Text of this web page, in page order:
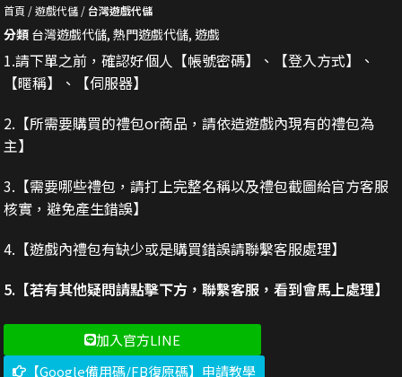
首頁 遊戲代儲 台灣遊戲代儲
分類 台灣遊戲代儲, 熱門遊戲代儲, 遊戲
1.請下單之前，確認好個人【帳號密碼】、【登入方式】、
【暱稱】、【伺服器】
2. 【所需要購買的禮包or商品，請依造遊戲內現有的禮包為
主】
3. 【需要哪些禮包，請打上完整名稱以及禮包截圖給官方客服
核實，避免產生錯誤】
4.【遊戲內禮包有缺少或是購買錯誤請聯繫客服處理】
5.【若有其他疑問請點擊下方，聯繫客服，看到會馬上處理】
加入官方LINE
【Google備用碼/FB復原碼】申請教學